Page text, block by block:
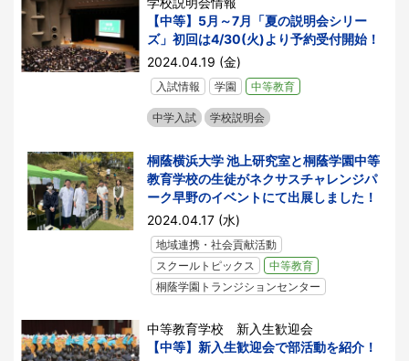
【中等】5月～7月「夏の説明会シリー
ズ」初回は4/30(火)より予約受付開始！
2024.04.19 (金)
入試情報 学園 中等教育
中学入試 学校説明会
桐蔭横浜大学 池上研究室と桐蔭学園中等
教育学校の生徒がネクサスチャレンジパ
ーク早野のイベントにて出展しました！
2024.04.17 (水)
地域連携・社会貢献活動
スクールトピックス
中等教育
桐蔭学園トランジションセンター
中等教育学校 新入生歓迎会
【中等】新入生歓迎会で部活動を紹介！